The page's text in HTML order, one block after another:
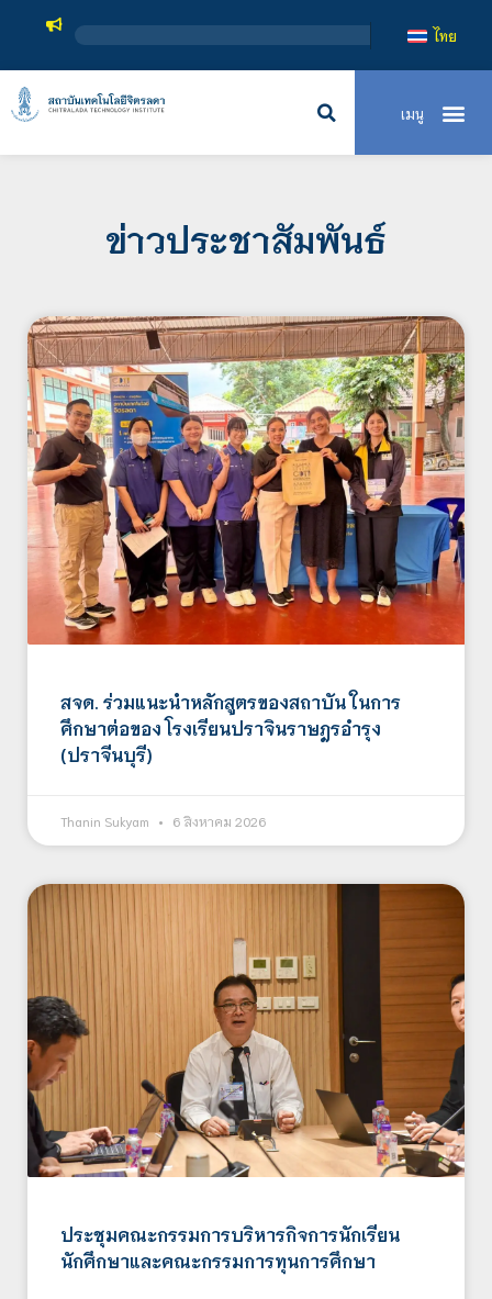
สถาบันเทคโ
ไทย
ข่าวประชาสัมพันธ์
สจด. ร่วมแนะนำหลักสูตรของสถาบัน ในการ
ศึกษาต่อของ โรงเรียนปราจินราษฎรอำรุง
(ปราจีนบุรี)
Thanin Sukyam 6 สิงหาคม 2026
ประชุมคณะกรรมการบริหารกิจการนักเรียน
นักศึกษาและคณะกรรมการทุนการศึกษา